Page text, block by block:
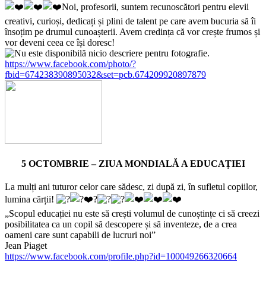
Noi, profesorii, suntem recunoscători pentru elevii
creativi, curioși, dedicați și plini de talent pe care avem bucuria să îi
însoțim pe drumul cunoașterii. Avem credința că vor crește frumos și
vor deveni ceea ce își doresc!
https://www.facebook.com/photo/?
fbid=674238390895032&set=pcb.674209920897879
5 OCTOMBRIE – ZIUA MONDIALĂ A EDUCAȚIEI
La mulți ani tuturor celor care sădesc, zi după zi, în sufletul copiilor,
lumina cărții!
„Scopul educației nu este să crești volumul de cunoștințe ci să creezi
posibilitatea ca un copil să descopere și să inventeze, de a crea
oameni care sunt capabili de lucruri noi”
Jean Piaget
https://www.facebook.com/profile.php?id=100049266320664